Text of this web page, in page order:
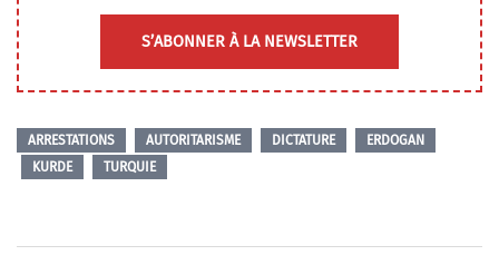
S’ABONNER À LA NEWSLETTER
ARRESTATIONS AUTORITARISME DICTATURE
ERDOGAN
KURDE
TURQUIE